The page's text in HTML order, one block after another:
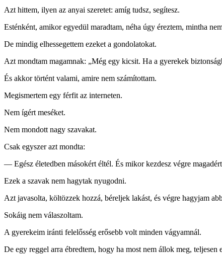
Azt hittem, ilyen az anyai szeretet: amíg tudsz, segítesz.
Esténként, amikor egyedül maradtam, néha úgy éreztem, mintha
De mindig elhessegettem ezeket a gondolatokat.
Azt mondtam magamnak: „Még egy kicsit. Ha a gyerekek
És akkor történt valami, amire nem számítottam.
Megismertem egy férfit az interneten.
Nem ígért meséket.
Nem mondott nagy szavakat.
Csak egyszer azt mondta:
— Egész életedben másokért éltél. És mikor kezdesz végre
Ezek a szavak nem hagytak nyugodni.
Azt javasolta, költözzek hozzá, béreljek lakást, és végre hagyjam
Sokáig nem válaszoltam.
A gyerekeim iránti felelősség erősebb volt minden vágyamnál.
De egy reggel arra ébredtem, hogy ha most nem állok meg, teljesen